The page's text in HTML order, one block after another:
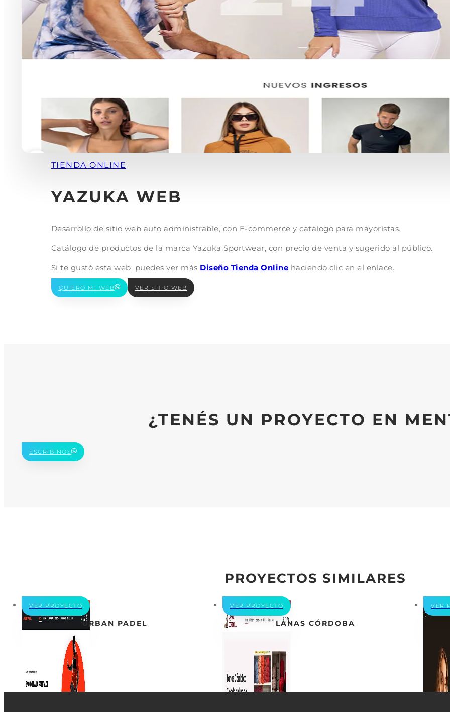
TIENDA ONLINE
YAZUKA WEB
Desarrollo de sitio web auto administrable, con E-commerce y catálogo para mayoristas.
Catálogo de productos de la marca Yazuka Sportwear, con precio de venta y sugerido al público.
Si te gustó esta web, puedes ver más Diseño Tienda Online haciendo clic en el enlace.
QUIERO MI WEB VER SITIO WEB
¿TENÉS UN PROYECTO EN
ESCRIBINOS
PROYECTOS SIMILARES
VER PROYECTO
URBAN PADEL
VER PROYECTO
LANAS CÓRDOBA
VER